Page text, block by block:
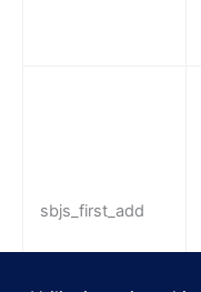
sbjs_first_add